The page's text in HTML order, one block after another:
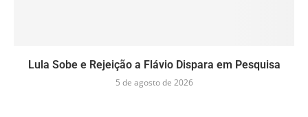
Lula Sobe e Rejeição a Flávio Dispara em Pesquisa
5 de agosto de 2026